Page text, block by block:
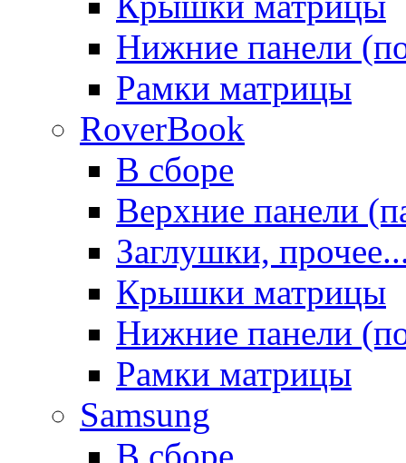
Нижние панели
Рамки матрицы
RoverBook
В сборе
Верхние панели
Заглушки,
Крышки матрицы
Нижние панели
Рамки матрицы
Samsung
В сборе